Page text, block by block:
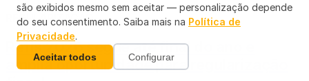
REGULARIZAÇÃO
Refis 2026 segue até final do ano e
amplia oportunidade para regularização
são exibidos mesmo sem aceitar — personalização depende
do seu consentimento. Saiba mais na Política de
Privacidade.
Aceitar todos Configurar